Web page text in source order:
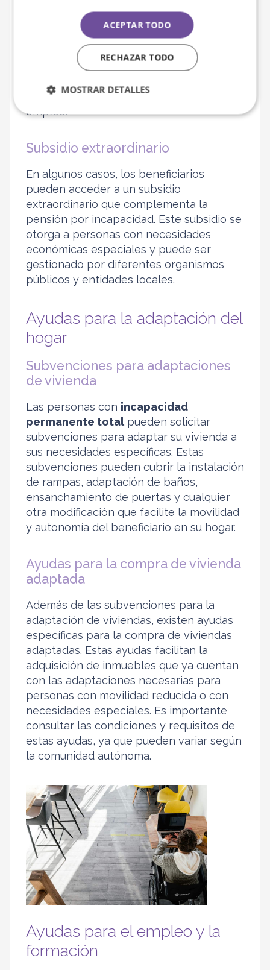
trabajador y el porcentaje de incapacidad.
En general, se otorga un 55% de la base
reguladora, aunque puede incrementarse
hasta un 75% si el beneficiario es mayor
dificultades para encontrar un nuevo
empleo.
Subsidio extraordinario
En algunos casos, los beneficiarios
pueden acceder a un subsidio
extraordinario que complementa la
pensión por incapacidad. Este subsidio se
otorga a personas con necesidades
económicas especiales y puede ser
gestionado por diferentes organismos
públicos y entidades locales.
Ayudas para la adaptación del
hogar
Subvenciones para adaptaciones
de vivienda
Las personas con incapacidad
permanente total pueden solicitar
subvenciones para adaptar su vivienda a
sus necesidades específicas. Estas
subvenciones pueden cubrir la instalación
de rampas, adaptación de baños,
ensanchamiento de puertas y cualquier
otra modificación que facilite la movilidad
y autonomía del beneficiario en su hogar.
Ayudas para la compra de vivienda
adaptada
Además de las subvenciones para la
adaptación de viviendas, existen ayudas
específicas para la compra de viviendas
adaptadas. Estas ayudas facilitan la
adquisición de inmuebles que ya cuentan
con las adaptaciones necesarias para
personas con movilidad reducida o con
necesidades especiales. Es importante
consultar las condiciones y requisitos de
estas ayudas, ya que pueden variar según
la comunidad autónoma.
Ayudas para el empleo y la
formación
ACEPTAR TODO
RECHAZAR TODO
MOSTRAR DETALLES